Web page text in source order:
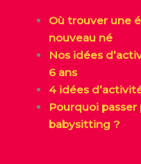
Où trouver une
nouveau né
Nos idées
6 ans
4 idées
Pourquoi
babysitting ?